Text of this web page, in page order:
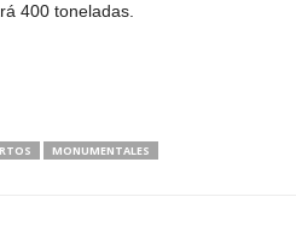
400 toneladas.
MONUMENTALES